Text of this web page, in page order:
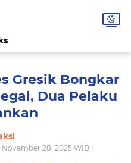
Gresik Bongkar
Dua Pelaku
28, 2025 WIB |